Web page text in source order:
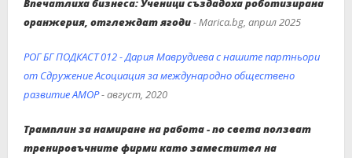
оранжерия, отглеждат ягоди- Marica.bg, април 2025
РОГ БГ ПОДКАСТ 012 - Дария Маврудиева с нашите партньори
от Сдружение Асоциация за международно обществено
развитие АМОР- август, 2020
Трамплин за намиране на работа - по света ползват
тренировъчните фирми като заместител на